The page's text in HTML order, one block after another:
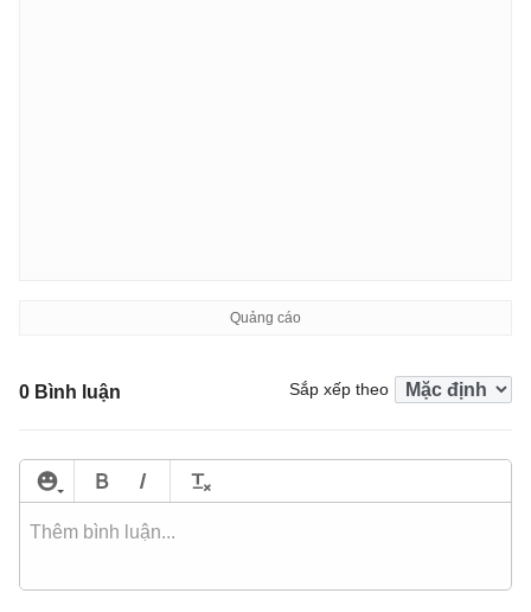
0 Bình luận Sắp xếp theo